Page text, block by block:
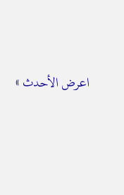
اعرض الأحدث »